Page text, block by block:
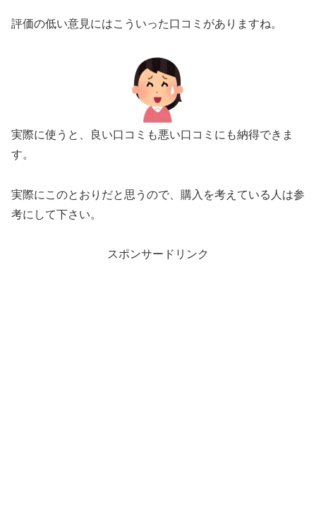
評価の低い意見にはこういった口コミがありますね。
実際に使うと、良い口コミも悪い口コミにも納得できま
す。
実際にこのとおりだと思うので、購入を考えている人は参
考にして下さい。
スポンサードリンク